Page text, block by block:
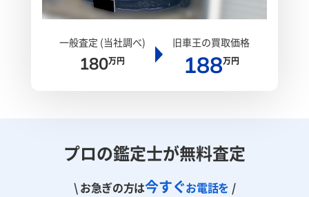
一般査定 (当社調べ)
180万円
旧車王の買取価格
188万円
プロの鑑定士が無料査定
\ お急ぎの方は今すぐお電話を /